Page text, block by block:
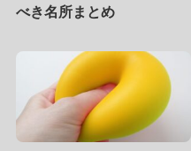
べき名所まとめ